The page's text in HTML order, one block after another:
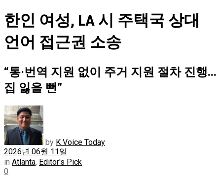
한인 여성, LA 시 주택국 상대
언어 접근권 소송
“통·번역 지원 없이 주거 지원 절차 진행...
집 잃을 뻔”
by K Voice Today
2026년 06월 11일
in Atlanta, Editor's Pick
0